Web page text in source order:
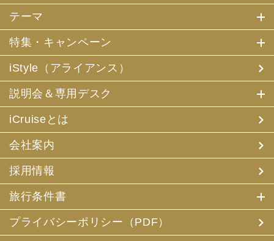
テーマ
特集・キャンペーン
iStyle（アライアンス）
説明会＆専用デスク
iCruiseとは
会社案内
採用情報
旅行条件書
プライバシーポリシー（PDF）